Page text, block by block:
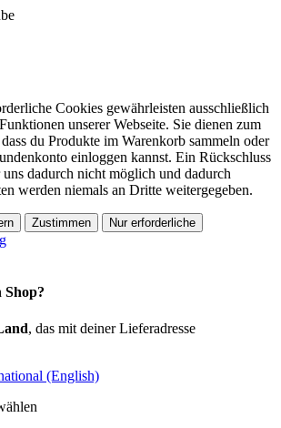
Cookies gewährleisten ausschließlich
unserer Webseite. Sie dienen zum
du Produkte im Warenkorb sammeln oder
einloggen kannst. Ein Rückschluss
dadurch nicht möglich und dadurch
werden niemals an Dritte weitergegeben.
Zustimmen Nur erforderliche
, das mit deiner Lieferadresse
(English)